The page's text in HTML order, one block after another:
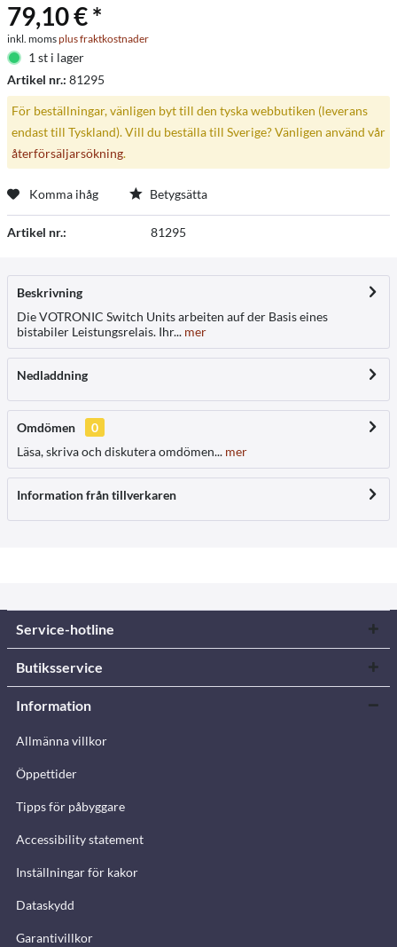
79,10 € *
inkl. momsplus fraktkostnader
1 st i lager
Artikel nr.: 81295
För beställningar, vänligen byt till den tyska webbutiken (leverans
endast till Tyskland). Vill du beställa till Sverige? Vänligen använd vår
återförsäljarsökning.
Komma ihåg Betygsätta
Artikel nr.: 81295
Beskrivning
Die VOTRONIC Switch Units arbeiten auf der Basis eines
bistabiler Leistungsrelais. Ihr... mer
Nedladdning
Omdömen
0
Läsa, skriva och diskutera omdömen... mer
Information från tillverkaren
Service-hotline
Butiksservice
Information
Allmänna villkor
Öppettider
Tipps för påbyggare
Accessibility statement
Inställningar för kakor
Dataskydd
Garantivillkor